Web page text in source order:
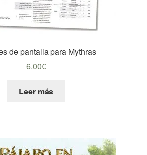
de pantalla para Mythras
6.00€
Leer más